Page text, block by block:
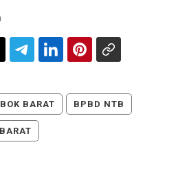
BARAT BPBD NTB